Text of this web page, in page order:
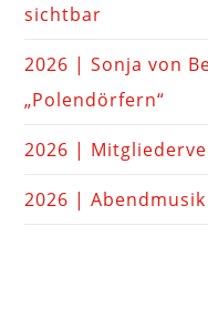
sichtbar
2026 | Sonja von
„Polendörfern“
2026 |
2026 |